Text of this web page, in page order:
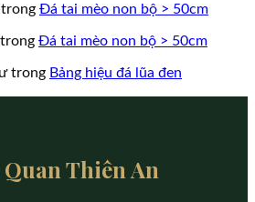
trong Đá tai mèo non bộ > 50cm
trong Đá tai mèo non bộ > 50cm
trong Bảng hiệu đá lũa đen
Thiên An